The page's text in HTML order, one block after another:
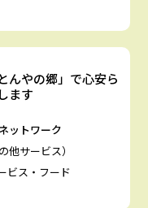
んやの郷」で心安ら
ます
ットワーク
サービス）
ビス・フード